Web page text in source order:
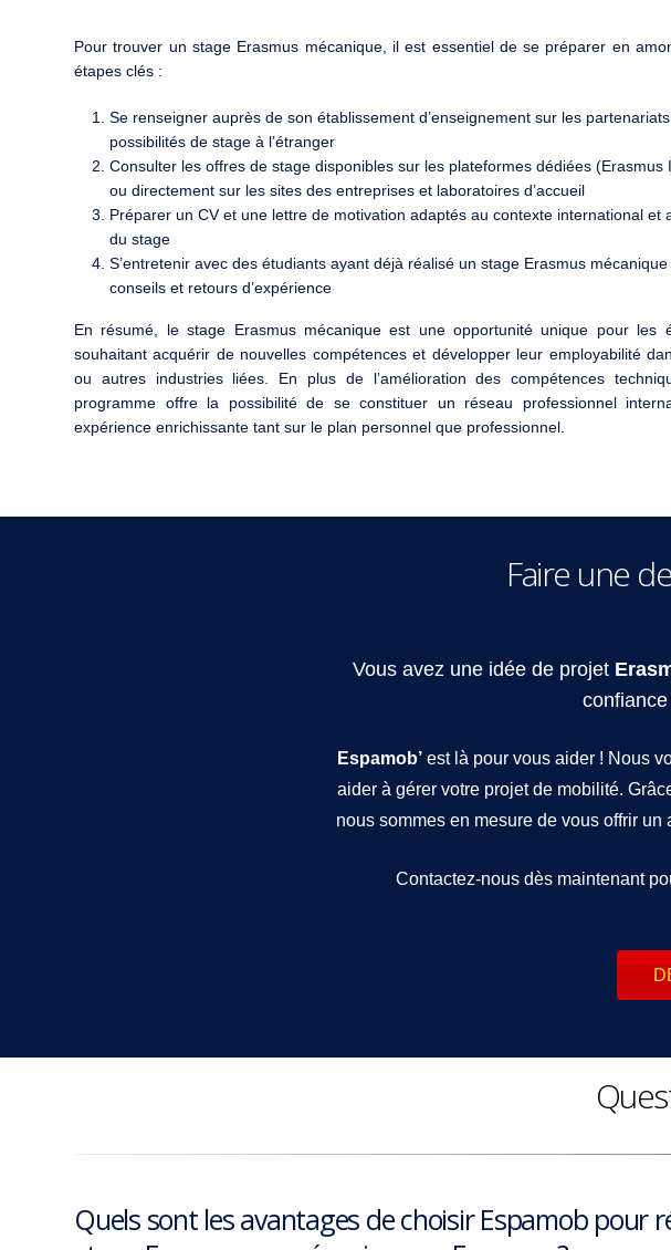
Pour trouver un stage Erasmus mécanique, il est essentiel de se préparer en
étapes clés :
Se renseigner auprès de son établissement d’enseignement sur les
possibilités de stage à l’étranger
Consulter les offres de stage disponibles sur les plateformes dédiées (Erasmus
ou directement sur les sites des entreprises et laboratoires d’accueil
Préparer un CV et une lettre de motivation adaptés au contexte international et
du stage
S’entretenir avec des étudiants ayant déjà réalisé un stage Erasmus
conseils et retours d’expérience
En résumé, le stage Erasmus mécanique est une opportunité unique pour les
souhaitant acquérir de nouvelles compétences et développer leur employabilité
ou autres industries liées. En plus de l’amélioration des compétences
programme offre la possibilité de se constituer un réseau professionnel
expérience enrichissante tant sur le plan personnel que professionnel.
Faire une
Vous avez une idée de projet
Espamob’ est là pour vous aider ! Nous
aider à gérer votre projet de mobilité.
nous sommes en mesure de vous offrir
Contactez-nous dès maintenant
Quels sont les avantages de choisir Espamob pour